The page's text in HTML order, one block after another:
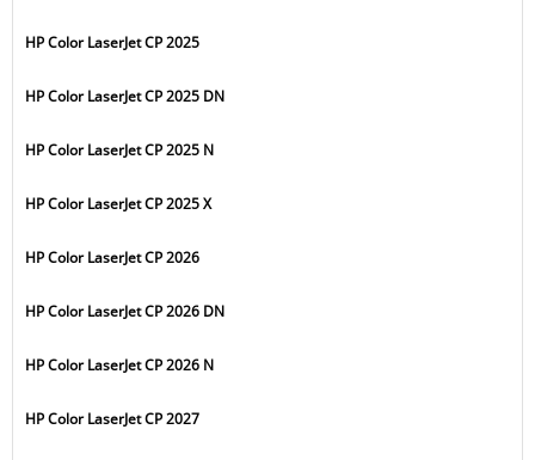
HP Color LaserJet CP 2025
HP Color LaserJet CP 2025 DN
HP Color LaserJet CP 2025 N
HP Color LaserJet CP 2025 X
HP Color LaserJet CP 2026
HP Color LaserJet CP 2026 DN
HP Color LaserJet CP 2026 N
HP Color LaserJet CP 2027